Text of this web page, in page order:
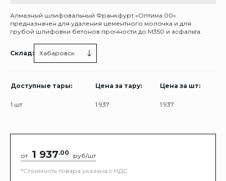
Алмазный шлифовальный Франкфурт «Оптима 00»
предназначен для удаления цементного молочка и для
грубой шлифовки бетонов прочности до М350 и асфальта.
Склад: Хабаровск
Доступные тары: Цена за тару: Цена за шт:
1 шт 1 937 1 937
от 1 937.00
руб/шт
*Стоимость товара указана с НДС.